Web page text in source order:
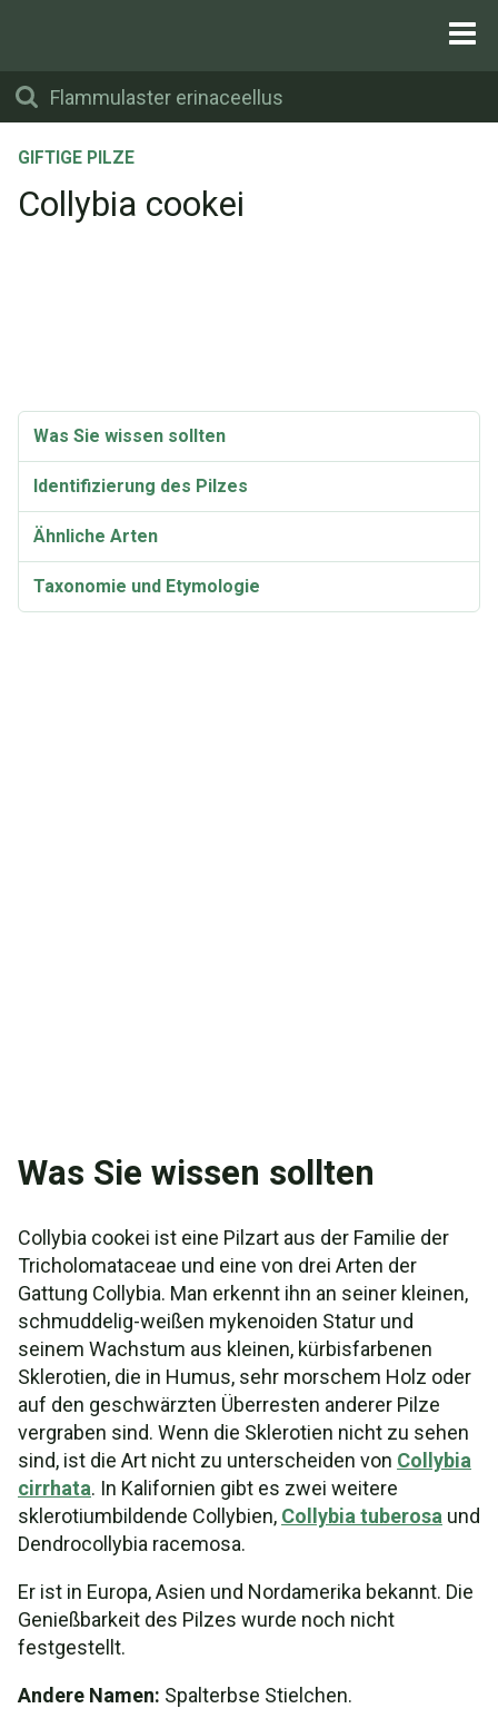
GIFTIGE PILZE
Collybia cookei
Was Sie wissen sollten
Identifizierung des Pilzes
Ähnliche Arten
Taxonomie und Etymologie
Was Sie wissen sollten
Collybia cookei ist eine Pilzart aus der Familie der
Tricholomataceae und eine von drei Arten der
Gattung Collybia. Man erkennt ihn an seiner kleinen,
schmuddelig-weißen mykenoiden Statur und
seinem Wachstum aus kleinen, kürbisfarbenen
Sklerotien, die in Humus, sehr morschem Holz oder
auf den geschwärzten Überresten anderer Pilze
vergraben sind. Wenn die Sklerotien nicht zu sehen
sind, ist die Art nicht zu unterscheiden von Collybia
cirrhata. In Kalifornien gibt es zwei weitere
sklerotiumbildende Collybien, Collybia tuberosa und
Dendrocollybia racemosa.
Er ist in Europa, Asien und Nordamerika bekannt. Die
Genießbarkeit des Pilzes wurde noch nicht
festgestellt.
Andere Namen: Spalterbse Stielchen.